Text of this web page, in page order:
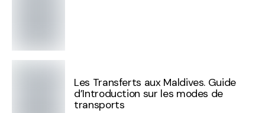
Les Transferts aux Maldives. Guide
d’Introduction sur les modes de
transports